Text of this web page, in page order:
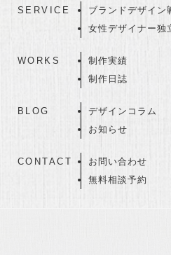
SERVICE
ブランドデザイン
女性デザイナー独
WORKS
制作実績
制作日誌
BLOG
デザインコラム
お知らせ
CONTACT
お問い合わせ
無料相談予約